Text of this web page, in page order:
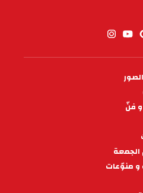
لجمعية
صفاقس
وباريس
لجمعية مالوف تونس
الساعة السابعة مساء
عرضا موسيقيا